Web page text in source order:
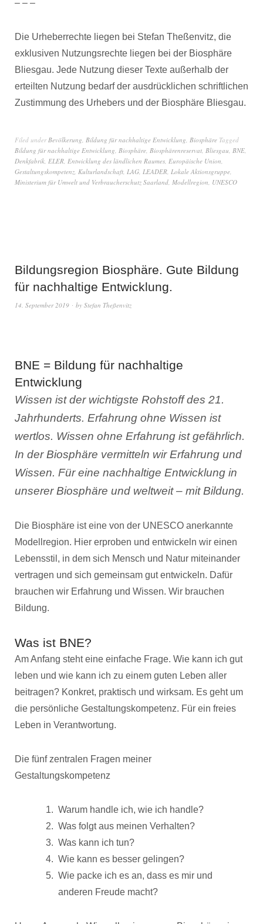
– – –
Die Urheberrechte liegen bei Stefan Theßenvitz, die
exklusiven Nutzungsrechte liegen bei der Biosphäre
Bliesgau. Jede Nutzung dieser Texte außerhalb der
erteilten Nutzung bedarf der ausdrücklichen schriftlichen
Zustimmung des Urhebers und der Biosphäre Bliesgau.
Filed underBevölkerung, Bildung für nachhaltige Entwicklung, Biosphäre Tagged
Bildung für nachhaltige Entwicklung, Biosphäre, Biosphärenreservat, Bliesgau, BNE,
Denkfabrik, ELER, Entwicklung des ländlichen Raumes, Europäische Union,
Gestaltungskompetenz, Kulturlandschaft, LAG, LEADER, Lokale Aktionsgruppe,
Ministerium für Umwelt und Verbraucherschutz Saarland, Modellregion, UNESCO
Bildungsregion Biosphäre. Gute Bildung
für nachhaltige Entwicklung.
14. September 2019 by Stefan Theßenvitz
BNE = Bildung für nachhaltige
Entwicklung
Wissen ist der wichtigste Rohstoff des 21.
Jahrhunderts. Erfahrung ohne Wissen ist
wertlos. Wissen ohne Erfahrung ist gefährlich.
In der Biosphäre vermitteln wir Erfahrung und
Wissen. Für eine nachhaltige Entwicklung in
unserer Biosphäre und weltweit – mit Bildung.
Die Biosphäre ist eine von der UNESCO anerkannte
Modellregion. Hier erproben und entwickeln wir einen
Lebensstil, in dem sich Mensch und Natur miteinander
vertragen und sich gemeinsam gut entwickeln. Dafür
brauchen wir Erfahrung und Wissen. Wir brauchen
Bildung.
Was ist BNE?
Am Anfang steht eine einfache Frage. Wie kann ich gut
leben und wie kann ich zu einem guten Leben aller
beitragen? Konkret, praktisch und wirksam. Es geht um
die persönliche Gestaltungskompetenz. Für ein freies
Leben in Verantwortung.
Die fünf zentralen Fragen meiner
Gestaltungskompetenz
Warum handle ich, wie ich handle?
Was folgt aus meinen Verhalten?
Was kann ich tun?
Wie kann es besser gelingen?
Wie packe ich es an, dass es mir und
anderen Freude macht?